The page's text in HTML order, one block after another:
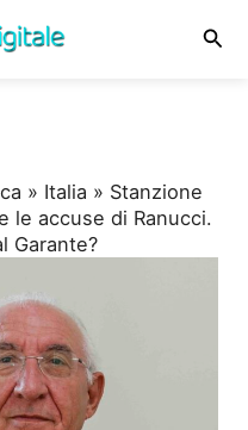
» Italia » Stanzione
le accuse di Ranucci.
Garante?